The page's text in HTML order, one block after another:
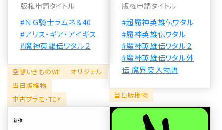
版権申請タイトル
#ＮＧ騎士ラムネ＆40
#アリス・ギア・アイギス
#魔神英雄伝ワタル２
空想いきものWF
オリジナル
当日版権物
中古プラモ・TOY
版権申請タイトル
#超魔神英雄伝ワタル
#魔神英雄伝ワタル
#魔神英雄伝ワタル２
#魔神英雄伝ワタル外
伝 魔界突入物語
当日版権物